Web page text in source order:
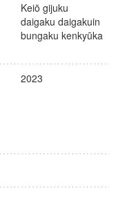
Keiō gijuku
daigaku daigakuin
bungaku kenkyūka
2023